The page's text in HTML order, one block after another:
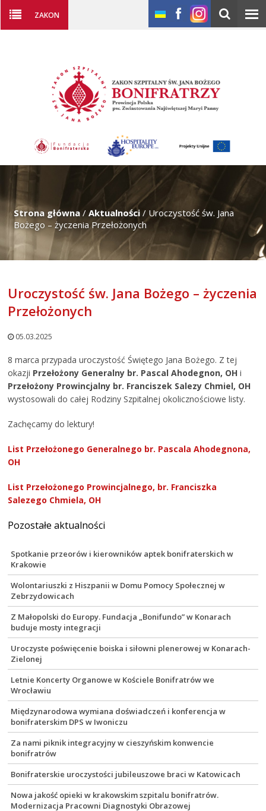
ZAKON
Strona główna /Aktualności / Uroczystość św. Jana
Bożego – życzenia Przełożonych
Uroczystość św. Jana Bożego – życzenia
Przełożonych
05.03.2025
8 marca przypada uroczystość Świętego Jana Bożego. Z tej
okazji Przełożony Generalny br. Pascal Ahodegnon, OHi
Przełożony Prowincjalny br. Franciszek Salezy Chmiel, OH
wystosowali do całej Rodziny Szpitalnej okolicznościowe listy.
Zachęcamy do lektury!
List Przełożonego Generalnego br. Pascala Ahodegnona,
OH
List Przełożonego Prowincjalnego, br. Franciszka
Salezego Chmiela, OH
Pozostałe aktualności
Spotkanie przeorów i kierowników aptek bonifraterskich w
Krakowie
Wolontariuszki z Hiszpanii w Domu Pomocy Społecznej w
Zebrzydowicach
Z Małopolski do Europy. Fundacja „Bonifundo” w Konarach
buduje mosty integracji
Uroczyste poświęcenie boiska i siłowni plenerowej w Konarach-
Zielonej
Letnie Koncerty Organowe w Kościele Bonifratrów we
Wrocławiu
Międzynarodowa wymiana doświadczeń i konferencja w
bonifraterskim DPS w Iwoniczu
Za nami piknik integracyjny w cieszyńskim konwencie
bonifratrów
Bonifraterskie uroczystości jubileuszowe braci w Katowicach
Nowa jakość opieki w krakowskim szpitalu bonifratrów.
Modernizacja Pracowni Diagnostyki Obrazowej